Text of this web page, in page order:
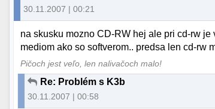
30.11.2007 | 00:21
na skusku mozno CD-RW hej ale pri cd-rw
mediom ako so softverom.. predsa len cd-rw
Pičoch jest veľo, len nalivačoch malo!
Re: Problém s K3b
30.11.2007 | 00:58